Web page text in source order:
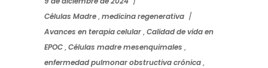
Células Madre,medicina regenerativa
Avances en terapia celular,Calidad de vida en
EPOC,Células madre mesenquimales ,
enfermedad pulmonar obstructiva crónica,